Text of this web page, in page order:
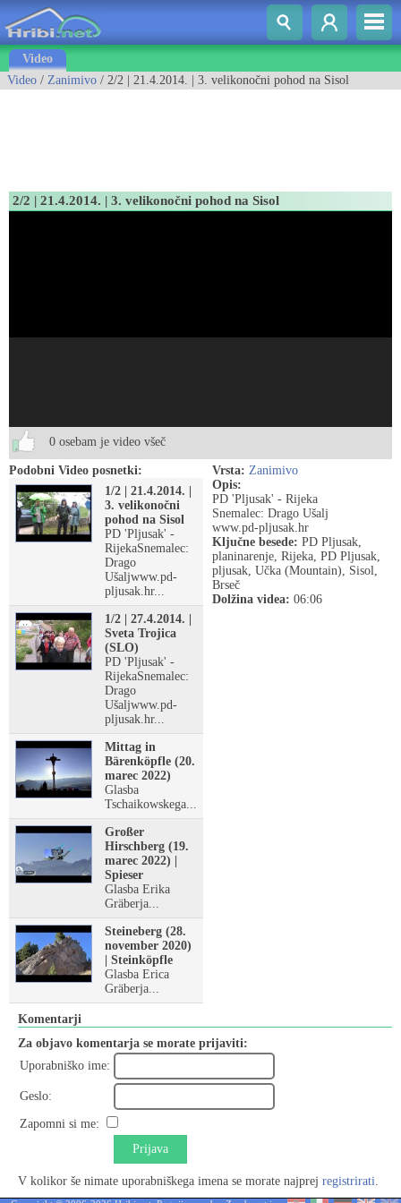
Video
Video / Zanimivo / 2/2 | 21.4.2014. | 3. velikonočni pohod na Sisol
2/2 | 21.4.2014. | 3. velikonočni pohod na Sisol
0 osebam je video všeč
Podobni Video posnetki:
1/2 | 21.4.2014. |
3. velikonočni
pohod na Sisol
PD 'Pljusak' -
RijekaSnemalec:
Drago
Ušaljwww.pd-
pljusak.hr...
1/2 | 27.4.2014. |
Sveta Trojica
(SLO)
PD 'Pljusak' -
RijekaSnemalec:
Drago
Ušaljwww.pd-
pljusak.hr...
Mittag in
Bärenköpfle (20.
marec 2022)
Glasba
Tschaikowskega...
Großer
Hirschberg (19.
marec 2022) |
Spieser
Glasba Erika
Gräberja...
Steineberg (28.
november 2020)
| Steinköpfle
Glasba Erica
Gräberja...
Vrsta: Zanimivo
Opis:
PD 'Pljusak' - Rijeka
Snemalec: Drago Ušalj
www.pd-pljusak.hr
Ključne besede: PD Pljusak,
planinarenje, Rijeka, PD Pljusak,
pljusak, Učka (Mountain), Sisol,
Brseč
Dolžina videa: 06:06
Komentarji
Za objavo komentarja se morate prijaviti:
Uporabniško ime:
Geslo:
Zapomni si me:
Prijava
V kolikor še nimate uporabniškega imena se morate najprej registrirati.